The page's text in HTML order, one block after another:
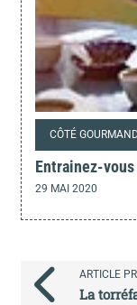
CÔTÉ
Entrainez-
29 MAI 2020
ARTICLE
La